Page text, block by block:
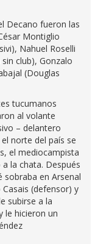
Decano fueron las
Montiglio
Nahuel Roselli
club), Gonzalo
(Douglas
tucumanos
al volante
– delantero
norte del país se
el mediocampista
la chata. Después
sobraba en Arsenal
(defensor) y
subirse a la
le hicieron un